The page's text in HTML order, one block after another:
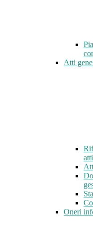
Atti
Oneri